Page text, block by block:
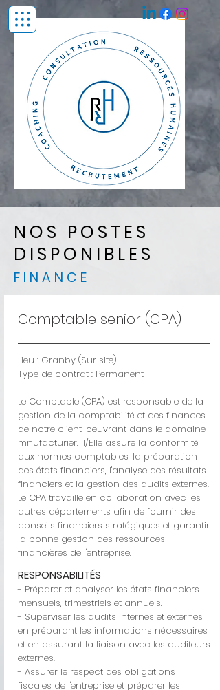
NOS POSTES
DISPONIBLES
FINANCE
Comptable senior (CPA)
Lieu : Granby (Sur site)
Type de contrat : Permanent
Le Comptable (CPA) est responsable de la
gestion de la comptabilité et des finances
de notre client, oeuvrant dans le domaine
mnufacturier. Il/Elle assure la conformité
aux normes comptables, la préparation
des états financiers, l'analyse des résultats
financiers et la gestion des audits externes.
Le CPA travaille en collaboration avec les
autres départements afin de fournir des
conseils financiers stratégiques et garantir
la bonne gestion des ressources
financières de l'entreprise.
RESPONSABILITÉS
- Préparer et analyser les états financiers
mensuels, trimestriels et annuels.
- Superviser les audits internes et externes,
en préparant les informations nécessaires
et en assurant la liaison avec les auditeurs
externes.
- Assurer le respect des obligations
fiscales de l'entreprise et préparer les